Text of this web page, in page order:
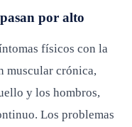
por alto
físicos con la
muscular crónica,
y los hombros,
Los problemas